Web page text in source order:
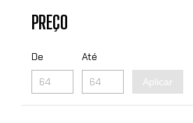
PREÇO
De Até
Aplicar